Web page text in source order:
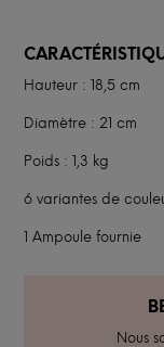
Hauteur : 18,5 cm
Diamètre : 21 cm
Poids : 1,3 kg
6 variantes de
1 Ampoule fournie
Nous